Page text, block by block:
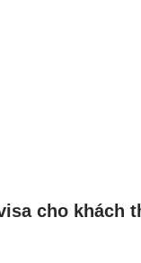
cho khách